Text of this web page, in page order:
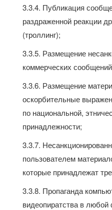
3.3.4. Публикация
раздраженной реакции
(троллинг);
3.3.5. Размещение
коммерческих
3.3.6. Размещение
оскорбительные
по национальной,
принадлежности;
3.3.7.
пользователем
которые принадлежат
3.3.8. Пропаганда
видеопиратства в